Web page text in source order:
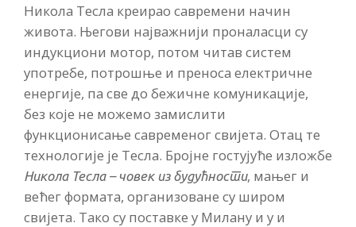
Никола Тесла креирао савремени начин
живота. Његови најважнији проналасци су
индукциони мотор, потом читав систем
употребе, потрошње и преноса електричне
енергије, па све до бежичне комуникације,
без које не можемо замислити
функционисање савременог свијета. Отац те
технологије је Тесла. Бројне гостујуће изложбе
Никола Тесла – човек из будућности, мањег и
већег формата, организоване су широм
свијета. Тако су поставке у Милану и у и